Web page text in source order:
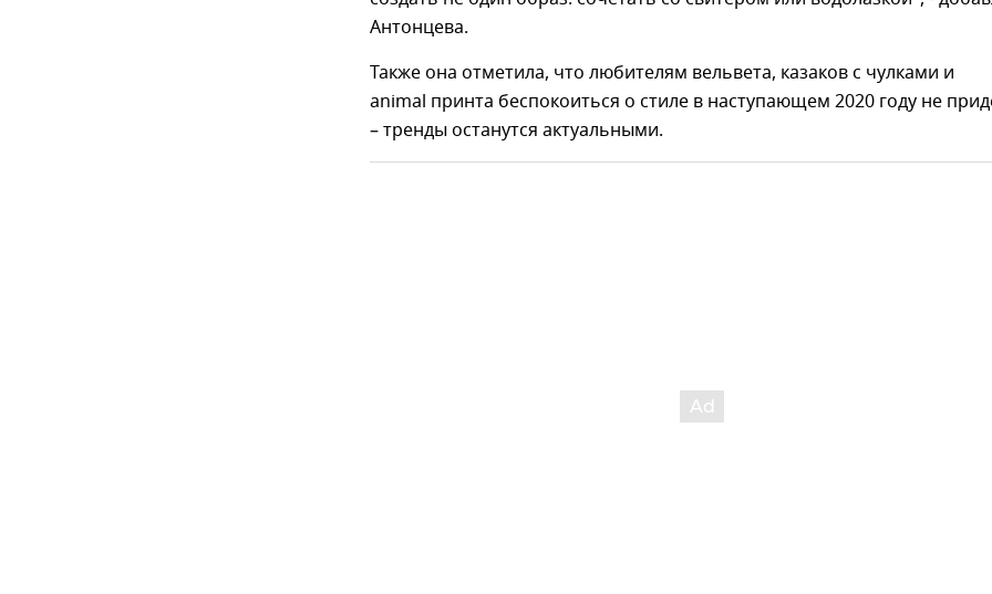
Антонцева.
Также она отметила, что любителям вельвета, казаков с чулками и
аnimal принта беспокоиться о стиле в наступающем 2020 году не
– тренды останутся актуальными.